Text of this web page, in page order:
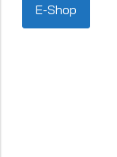
E-Shop